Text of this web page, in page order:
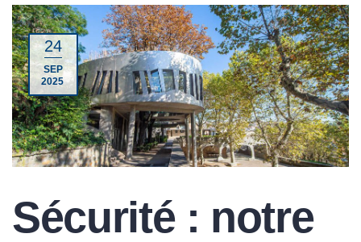
24
SEP
2025
Sécurité : notre